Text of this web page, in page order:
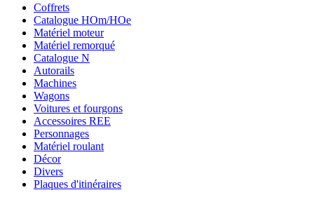
Coffrets
Catalogue HOm/HOe
Matériel moteur
Matériel remorqué
Catalogue N
Autorails
Machines
Wagons
Voitures et fourgons
Accessoires REE
Personnages
Matériel roulant
Décor
Divers
Plaques d'itinéraires